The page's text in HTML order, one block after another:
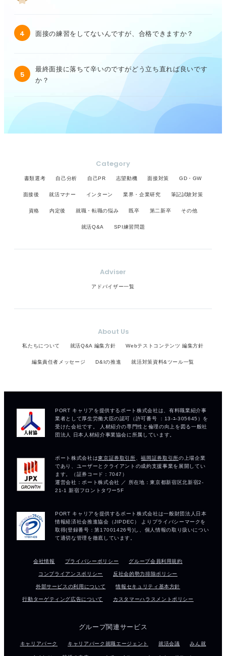
4 面接の練習をしてないんですが、合格できますか？
5
最終面接に落ちて辛いのですがどう立ち直れば良いです
か？
Category
書類選考 自己分析 自己PR 志望動機 面接対策 GD・GW
面接後 就活マナー インターン 業界・企業研究 筆記試験対策
資格 内定後 就職・転職の悩み 既卒 第二新卒 その他
就活Q&A SPI練習問題
Adviser
アドバイザー一覧
About Us
私たちについて 就活Q&A 編集方針 Webテストコンテンツ 編集方針
編集責任者メッセージ D&Iの推進 就活対策資料&ツール一覧
会社情報 プライバシーポリシー グループ会員利用規約
コンプライアンスポリシー 反社会的勢力排除ポリシー
外部サービスの利用について 情報セキュリティ基本方針
行動ターゲティング広告について カスタマーハラスメントポリシー